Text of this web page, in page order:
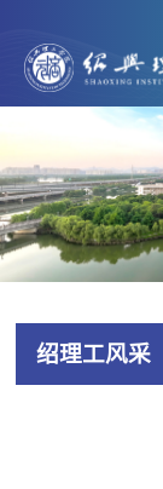
绍理工风采